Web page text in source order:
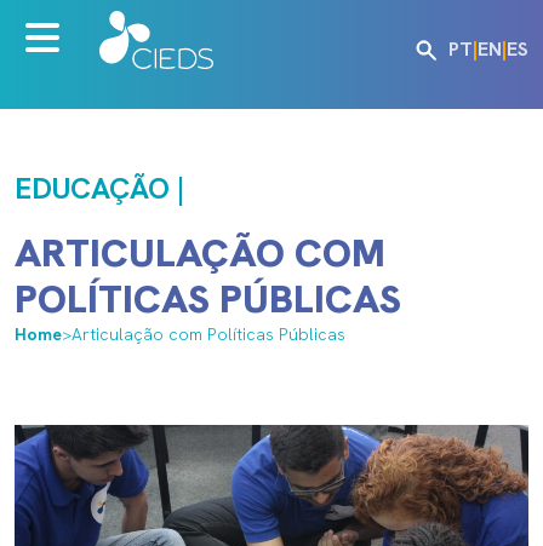
PT|EN|ES
EDUCAÇÃO |
ARTICULAÇÃO COM
POLÍTICAS PÚBLICAS
Home>Articulação com Políticas Públicas